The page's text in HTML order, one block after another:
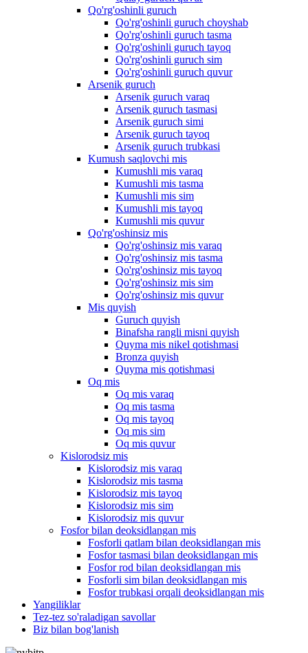
Qo'rg'oshinli guruch
Qo'rg'oshinli guruch choyshab
Qo'rg'oshinli guruch tasma
Qo'rg'oshinli guruch tayoq
Qo'rg'oshinli guruch sim
Qo'rg'oshinli guruch quvur
Arsenik guruch
Arsenik guruch varaq
Arsenik guruch tasmasi
Arsenik guruch simi
Arsenik guruch tayoq
Arsenik guruch trubkasi
Kumush saqlovchi mis
Kumushli mis varaq
Kumushli mis tasma
Kumushli mis sim
Kumushli mis tayoq
Kumushli mis quvur
Qo'rg'oshinsiz mis
Qo'rg'oshinsiz mis varaq
Qo'rg'oshinsiz mis tasma
Qo'rg'oshinsiz mis tayoq
Qo'rg'oshinsiz mis sim
Qo'rg'oshinsiz mis quvur
Mis quyish
Guruch quyish
Binafsha rangli misni quyish
Quyma mis nikel qotishmasi
Bronza quyish
Quyma mis qotishmasi
Oq mis
Oq mis varaq
Oq mis tasma
Oq mis tayoq
Oq mis sim
Oq mis quvur
Kislorodsiz mis
Kislorodsiz mis varaq
Kislorodsiz mis tasma
Kislorodsiz mis tayoq
Kislorodsiz mis sim
Kislorodsiz mis quvur
Fosfor bilan deoksidlangan mis
Fosforli qatlam bilan deoksidlangan mis
Fosfor tasmasi bilan deoksidlangan mis
Fosfor rod bilan deoksidlangan mis
Fosforli sim bilan deoksidlangan mis
Fosfor trubkasi orqali deoksidlangan mis
Yangiliklar
Tez-tez so'raladigan savollar
Biz bilan bog'lanish